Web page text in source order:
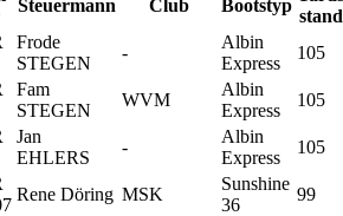
Steuermann Club Bootstyp
Frode
STEGEN
-
Albin
Express
105
Fam
STEGEN
WVM
Albin
Express
105
Jan
EHLERS
-
Albin
Express
105
Rene Döring MSK
Sunshine
36
99